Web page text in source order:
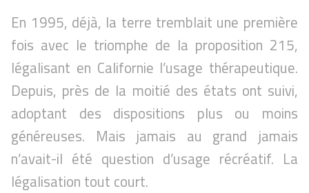
En 1995, déjà, la terre tremblait une première
fois avec le triomphe de la proposition 215,
légalisant en Californie l’usage thérapeutique.
Depuis, près de la moitié des états ont suivi,
adoptant des dispositions plus ou moins
généreuses. Mais jamais au grand jamais
n’avait-il été question d’usage récréatif. La
légalisation tout court.